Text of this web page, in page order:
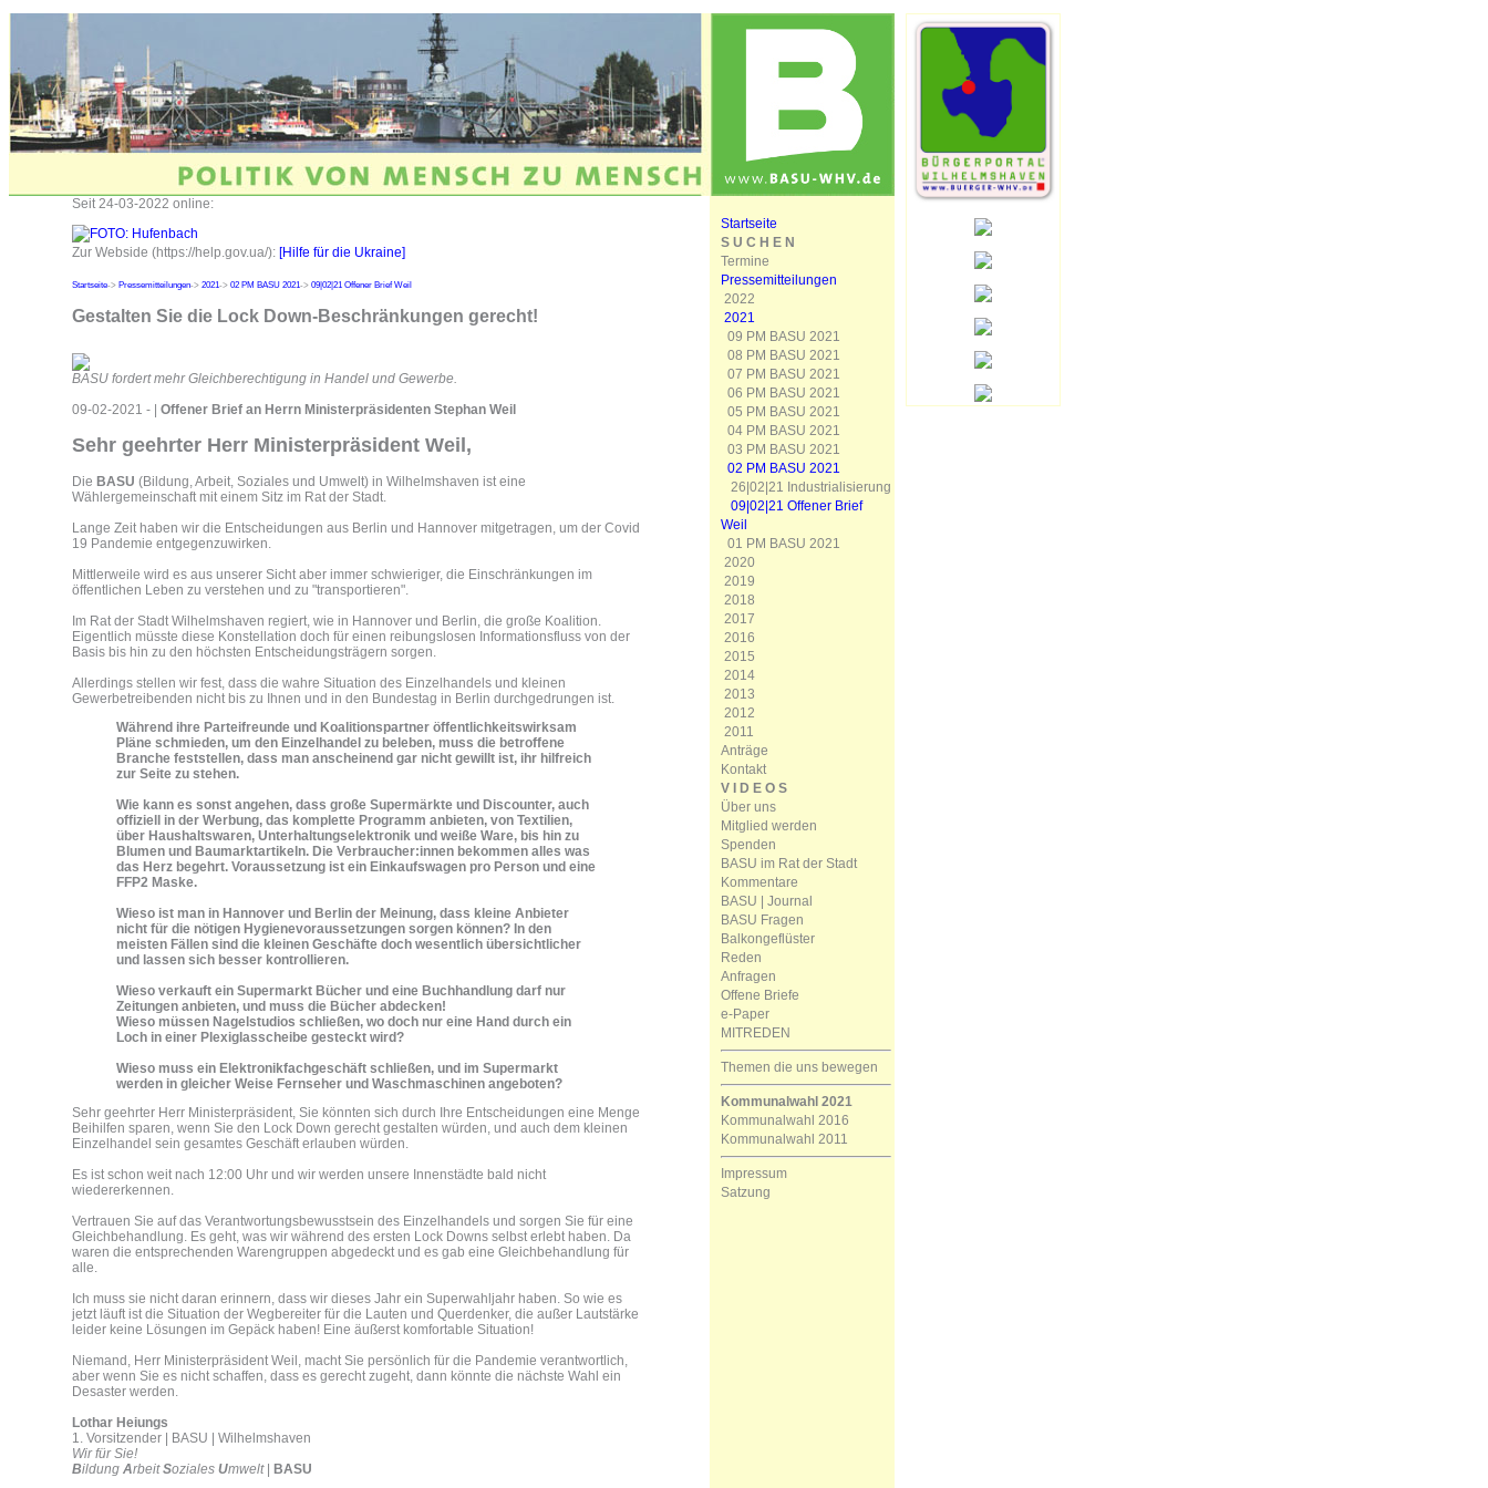
Seit 24-03-2022 online:
Zur Webside (https://help.gov.ua/): [Hilfe für die Ukraine]
Startseite-> Pressemitteilungen-> 2021-> 02 PM BASU 2021-> 09|02|21 Offener Brief Weil
Gestalten Sie die Lock Down-Beschränkungen gerecht!
BASU fordert mehr Gleichberechtigung in Handel und Gewerbe.
09-02-2021 - | Offener Brief an Herrn Ministerpräsidenten Stephan Weil
Sehr geehrter Herr Ministerpräsident Weil,
Die BASU (Bildung, Arbeit, Soziales und Umwelt) in Wilhelmshaven ist eine
Wählergemeinschaft mit einem Sitz im Rat der Stadt.
Lange Zeit haben wir die Entscheidungen aus Berlin und Hannover mitgetragen, um der Covid
19 Pandemie entgegenzuwirken.
Mittlerweile wird es aus unserer Sicht aber immer schwieriger, die Einschränkungen im
öffentlichen Leben zu verstehen und zu "transportieren".
Im Rat der Stadt Wilhelmshaven regiert, wie in Hannover und Berlin, die große Koalition.
Eigentlich müsste diese Konstellation doch für einen reibungslosen Informationsfluss von der
Basis bis hin zu den höchsten Entscheidungsträgern sorgen.
Allerdings stellen wir fest, dass die wahre Situation des Einzelhandels und kleinen
Gewerbetreibenden nicht bis zu Ihnen und in den Bundestag in Berlin durchgedrungen ist.
Während ihre Parteifreunde und Koalitionspartner öffentlichkeitswirksam
Pläne schmieden, um den Einzelhandel zu beleben, muss die betroffene
Branche feststellen, dass man anscheinend gar nicht gewillt ist, ihr hilfreich
zur Seite zu stehen.
Wie kann es sonst angehen, dass große Supermärkte und Discounter, auch
offiziell in der Werbung, das komplette Programm anbieten, von Textilien,
über Haushaltswaren, Unterhaltungselektronik und weiße Ware, bis hin zu
Blumen und Baumarktartikeln. Die Verbraucher:innen bekommen alles was
das Herz begehrt. Voraussetzung ist ein Einkaufswagen pro Person und eine
FFP2 Maske.
Wieso ist man in Hannover und Berlin der Meinung, dass kleine Anbieter
nicht für die nötigen Hygienevoraussetzungen sorgen können? In den
meisten Fällen sind die kleinen Geschäfte doch wesentlich übersichtlicher
und lassen sich besser kontrollieren.
Wieso verkauft ein Supermarkt Bücher und eine Buchhandlung darf nur
Zeitungen anbieten, und muss die Bücher abdecken!
Wieso müssen Nagelstudios schließen, wo doch nur eine Hand durch ein
Loch in einer Plexiglasscheibe gesteckt wird?
Wieso muss ein Elektronikfachgeschäft schließen, und im Supermarkt
werden in gleicher Weise Fernseher und Waschmaschinen angeboten?
Sehr geehrter Herr Ministerpräsident, Sie könnten sich durch Ihre Entscheidungen eine Menge
Beihilfen sparen, wenn Sie den Lock Down gerecht gestalten würden, und auch dem kleinen
Einzelhandel sein gesamtes Geschäft erlauben würden.
Es ist schon weit nach 12:00 Uhr und wir werden unsere Innenstädte bald nicht
wiedererkennen.
Vertrauen Sie auf das Verantwortungsbewusstsein des Einzelhandels und sorgen Sie für eine
Gleichbehandlung. Es geht, was wir während des ersten Lock Downs selbst erlebt haben. Da
waren die entsprechenden Warengruppen abgedeckt und es gab eine Gleichbehandlung für
alle.
Ich muss sie nicht daran erinnern, dass wir dieses Jahr ein Superwahljahr haben. So wie es
jetzt läuft ist die Situation der Wegbereiter für die Lauten und Querdenker, die außer Lautstärke
leider keine Lösungen im Gepäck haben! Eine äußerst komfortable Situation!
Niemand, Herr Ministerpräsident Weil, macht Sie persönlich für die Pandemie verantwortlich,
aber wenn Sie es nicht schaffen, dass es gerecht zugeht, dann könnte die nächste Wahl ein
Desaster werden.
Lothar Heiungs
1. Vorsitzender | BASU | Wilhelmshaven
Wir für Sie!
Bildung ArbeitSoziales Umwelt BASU
Startseite
S U C H E N
Termine
Pressemitteilungen
2022
2021
09 PM BASU 2021
08 PM BASU 2021
07 PM BASU 2021
06 PM BASU 2021
05 PM BASU 2021
04 PM BASU 2021
03 PM BASU 2021
02 PM BASU 2021
26|02|21 Industrialisierung
09|02|21 Offener Brief
Weil
01 PM BASU 2021
2020
2019
2018
2017
2016
2015
2014
2013
2012
2011
Anträge
Kontakt
V I D E O S
Über uns
Mitglied werden
Spenden
BASU im Rat der Stadt
Kommentare
BASU | Journal
BASU Fragen
Balkongeflüster
Reden
Anfragen
Offene Briefe
e-Paper
MITREDEN
Themen die uns bewegen
Kommunalwahl 2021
Kommunalwahl 2016
Kommunalwahl 2011
Impressum
Satzung